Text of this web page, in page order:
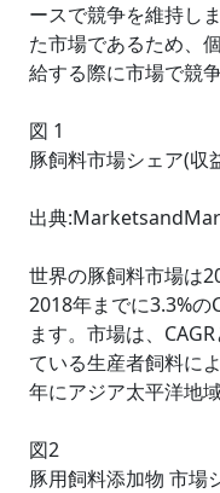
ースで競争を維持し
た市場であるため、
給する際に市場で競
図 1
豚飼料市場シェア(収
出典
世界の豚飼料市場は
2018年までに3.3%の
ます。市場は、
ている生産者飼料に
年にアジア太平洋地
図2
豚用飼料添加物 市場